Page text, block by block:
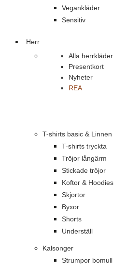
Vegankläder
Sensitiv
Herr
Alla herrkläder
Presentkort
Nyheter
REA
T-shirts basic & Linnen
T-shirts tryckta
Tröjor långärm
Stickade tröjor
Koftor & Hoodies
Skjortor
Byxor
Shorts
Underställ
Kalsonger
Strumpor bomull